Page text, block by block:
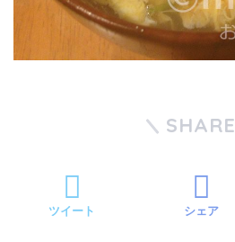
SHARE
ツイート シェア